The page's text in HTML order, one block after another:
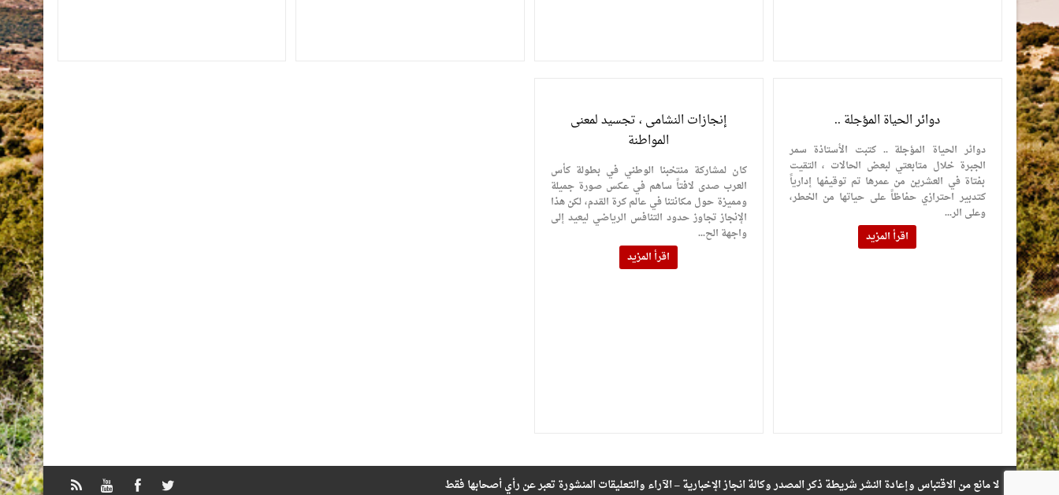
دوائر الحياة المؤجلة ..
دوائر الحياة المؤجلة .. كتبت الأستاذة سمر
الجبرة خلال متابعتي لبعض الحالات ، التقيت
بفتاة في العشرين من عمرها تم توقيفها إدارياً
كتدبير احترازي حفاظاً على حياتها من الخطر،
وعلى الر...
اقرأ المزيد
إنجازات النشامى ، تجسيد لمعنى
المواطنة
كان لمشاركة منتخبنا الوطني في بطولة كأس
العرب صدى لافتاً ساهم في عكس صورة جميلة
ومميزة حول مكانتنا في عالم كرة القدم، لكن هذا
الإنجاز تجاوز حدود التنافس الرياضي ليعيد إلى
واجهة الح...
اقرأ المزيد
لا مانع من الاقتباس وإعادة النشر شريطة ذكر المصدر وكالة انجاز الإخبارية – الآراء والتعليقات المنشورة تعبر عن رأي أصحابها فقط